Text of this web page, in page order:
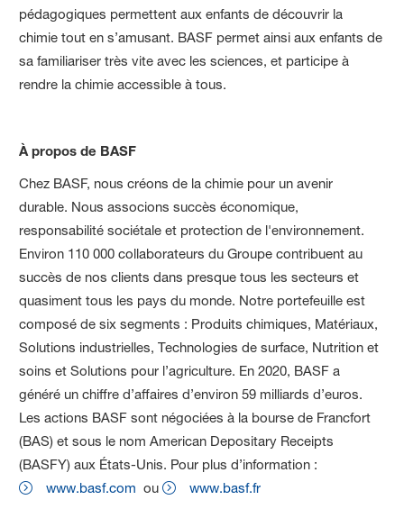
pédagogiques permettent aux enfants de découvrir la
chimie tout en s’amusant. BASF permet ainsi aux enfants de
sa familiariser très vite avec les sciences, et participe à
rendre la chimie accessible à tous.
À propos de BASF
Chez BASF, nous créons de la chimie pour un avenir
durable. Nous associons succès économique,
responsabilité sociétale et protection de l'environnement.
Environ 110 000 collaborateurs du Groupe contribuent au
succès de nos clients dans presque tous les secteurs et
quasiment tous les pays du monde. Notre portefeuille est
composé de six segments : Produits chimiques, Matériaux,
Solutions industrielles, Technologies de surface, Nutrition et
soins et Solutions pour l’agriculture. En 2020, BASF a
généré un chiffre d’affaires d’environ 59 milliards d’euros.
Les actions BASF sont négociées à la bourse de Francfort
(BAS) et sous le nom American Depositary Receipts
(BASFY) aux États-Unis. Pour plus d’information :
www.basf.com ou
www.basf.fr